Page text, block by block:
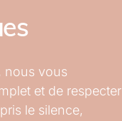
nous vous
et de respecter
le silence,